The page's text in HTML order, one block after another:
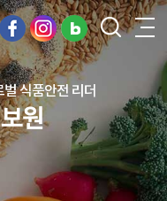
상의 행복을
지킴이
원
식품안전 리더
원